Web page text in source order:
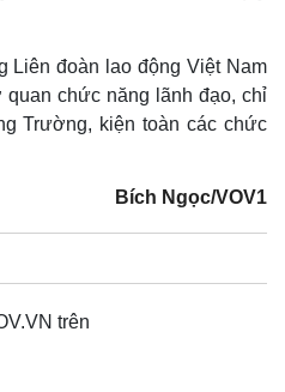
Liên đoàn lao động Việt Nam
chức năng lãnh đạo, chỉ
Trường, kiện toàn các chức
Bích Ngọc/VOV1
trên